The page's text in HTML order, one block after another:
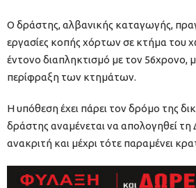
Ο δράστης, αλβανικής καταγωγής,
εργασίες κοπής χόρτων σε κτήμα του
έντονο διαπληκτισμό με τον 56χρονο,
περίφραξη των κτημάτων.
Η υπόθεση έχει πάρει τον δρόμο της
δράστης αναμένεται να απολογηθεί τη
ανακριτή και μέχρι τότε παραμένει